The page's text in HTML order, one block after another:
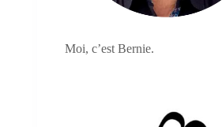
Moi, c’est Bernie.